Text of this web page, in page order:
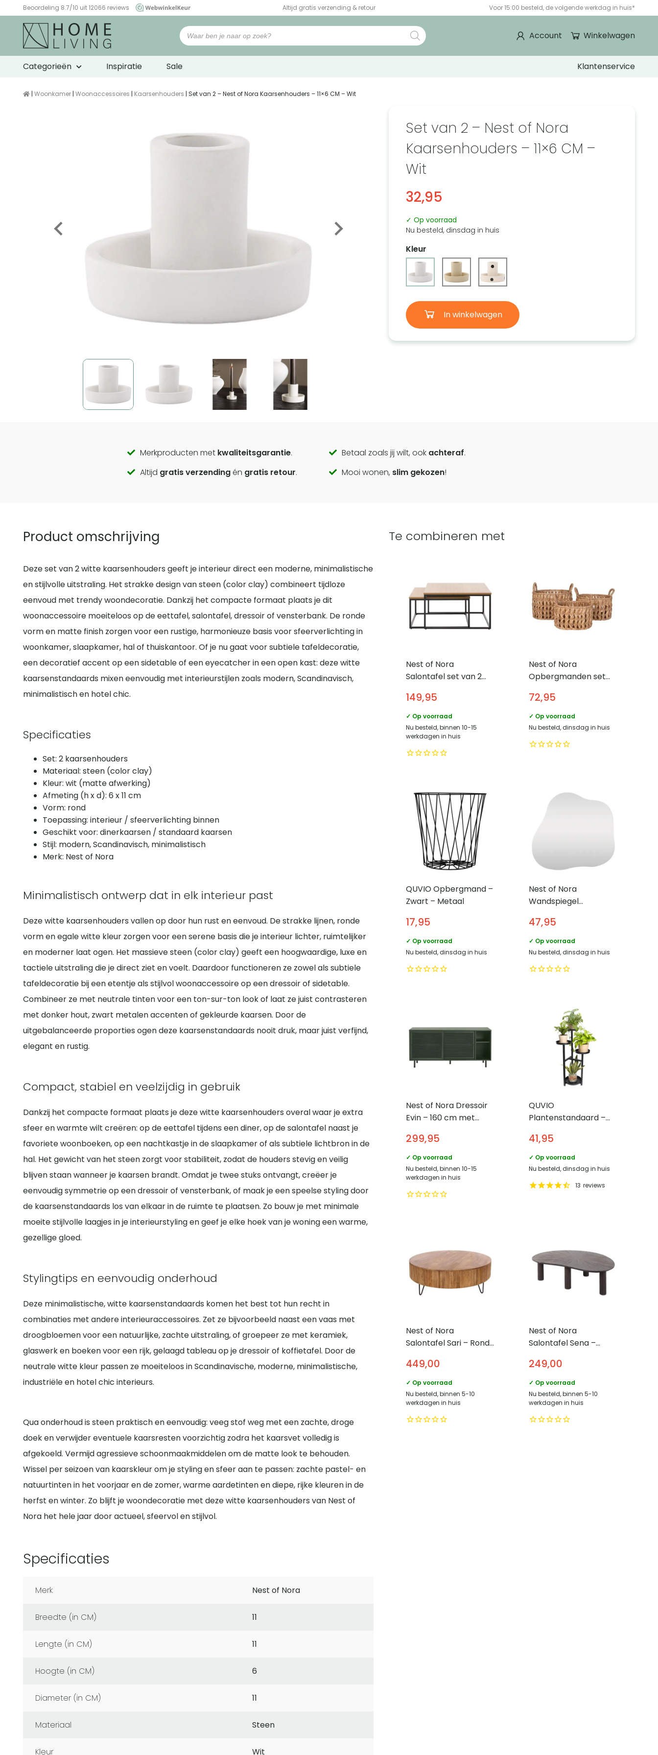
Beoordeling 8.7/10 uit 12066 reviews
WebwinkelKeur
Altijd gratis verzending & retour Voor 15:00 besteld, de volgende werkdag in huis*
Winkelwagen
Account
Categorieën Inspiratie Sale Klantenservice
| Woonkamer | Woonaccessoires | Kaarsenhouders | Set van 2 – Nest of Nora Kaarsenhouders – 11×6 CM – Wit
Set van 2 – Nest of Nora
Kaarsenhouders – 11×6 CM –
Wit
32,95
✓ Op voorraad
Nu besteld, dinsdag in huis
Kleur
In winkelwagen
Call
to
Merkproducten met kwaliteitsgarantie. Betaal zoals jij wilt, ook achteraf.
Altijd gratis verzendingén gratis retour. Mooi wonen, slim gekozen!
Product omschrijving
Deze set van 2 witte kaarsenhouders geeft je interieur direct een moderne, minimalistische
en stijlvolle uitstraling. Het strakke design van steen (color clay) combineert tijdloze
eenvoud met trendy woondecoratie. Dankzij het compacte formaat plaats je dit
woonaccessoire moeiteloos op de eettafel, salontafel, dressoir of vensterbank. De ronde
vorm en matte finish zorgen voor een rustige, harmonieuze basis voor sfeerverlichting in
woonkamer, slaapkamer, hal of thuiskantoor. Of je nu gaat voor subtiele tafeldecoratie,
een decoratief accent op een sidetable of een eyecatcher in een open kast: deze witte
kaarsenstandaards mixen eenvoudig met interieurstijlen zoals modern, Scandinavisch,
minimalistisch en hotel chic.
Specificaties
Set: 2 kaarsenhouders
Materiaal: steen (color clay)
Kleur: wit (matte afwerking)
Afmeting (h x d): 6 x 11 cm
Vorm: rond
Toepassing: interieur / sfeerverlichting binnen
Geschikt voor: dinerkaarsen / standaard kaarsen
Stijl: modern, Scandinavisch, minimalistisch
Merk: Nest of Nora
Minimalistisch ontwerp dat in elk interieur past
Deze witte kaarsenhouders vallen op door hun rust en eenvoud. De strakke lijnen, ronde
vorm en egale witte kleur zorgen voor een serene basis die je interieur lichter, ruimtelijker
en moderner laat ogen. Het massieve steen (color clay) geeft een hoogwaardige, luxe en
tactiele uitstraling die je direct ziet en voelt. Daardoor functioneren ze zowel als subtiele
tafeldecoratie bij een etentje als stijlvol woonaccessoire op een dressoir of sidetable.
Combineer ze met neutrale tinten voor een ton-sur-ton look of laat ze juist contrasteren
met donker hout, zwart metalen accenten of gekleurde kaarsen. Door de
uitgebalanceerde proporties ogen deze kaarsenstandaards nooit druk, maar juist verfijnd,
elegant en rustig.
Compact, stabiel en veelzijdig in gebruik
Dankzij het compacte formaat plaats je deze witte kaarsenhouders overal waar je extra
sfeer en warmte wilt creëren: op de eettafel tijdens een diner, op de salontafel naast je
favoriete woonboeken, op een nachtkastje in de slaapkamer of als subtiele lichtbron in de
hal. Het gewicht van het steen zorgt voor stabiliteit, zodat de houders stevig en veilig
blijven staan wanneer je kaarsen brandt. Omdat je twee stuks ontvangt, creëer je
eenvoudig symmetrie op een dressoir of vensterbank, of maak je een speelse styling door
de kaarsenstandaards los van elkaar in de ruimte te plaatsen. Zo bouw je met minimale
moeite stijlvolle laagjes in je interieurstyling en geef je elke hoek van je woning een warme,
gezellige gloed.
Stylingtips en eenvoudig onderhoud
Deze minimalistische, witte kaarsenstandaards komen het best tot hun recht in
combinaties met andere interieuraccessoires. Zet ze bijvoorbeeld naast een vaas met
droogbloemen voor een natuurlijke, zachte uitstraling, of groepeer ze met keramiek,
glaswerk en boeken voor een rijk, gelaagd tableau op je dressoir of koffietafel. Door de
neutrale witte kleur passen ze moeiteloos in Scandinavische, moderne, minimalistische,
industriële en hotel chic interieurs.
Qua onderhoud is steen praktisch en eenvoudig: veeg stof weg met een zachte, droge
doek en verwijder eventuele kaarsresten voorzichtig zodra het kaarsvet volledig is
afgekoeld. Vermijd agressieve schoonmaakmiddelen om de matte look te behouden.
Wissel per seizoen van kaarskleur om je styling en sfeer aan te passen: zachte pastel- en
natuurtinten in het voorjaar en de zomer, warme aardetinten en diepe, rijke kleuren in de
herfst en winter. Zo blijft je woondecoratie met deze witte kaarsenhouders van Nest of
Nora het hele jaar door actueel, sfeervol en stijlvol.
Specificaties
Merk Nest of Nora
Breedte (in CM) 11
Lengte (in CM) 11
Hoogte (in CM) 6
Diameter (in CM) 11
Materiaal Steen
Kleur Wit
Te combineren met
Nest of Nora
Salontafel set van 2
Eiken melamine met
metalen poten –
75x75cm – Naturel
149,95
✓ Op voorraad
Nu besteld, binnen 10-15
werkdagen in huis
Nest of Nora
Opbergmanden set
– Natural
72,95
✓ Op voorraad
Nu besteld, dinsdag in huis
QUVIO Opbergmand –
Zwart – Metaal
17,95
✓ Op voorraad
Nu besteld, dinsdag in huis
Nest of Nora
Wandspiegel
50×55 cm – Glass
47,95
✓ Op voorraad
Nu besteld, dinsdag in huis
Nest of Nora Dressoir
Evin – 160 cm met
– Metaal – Groen
299,95
✓ Op voorraad
Nu besteld, binnen 10-15
werkdagen in huis
QUVIO
Plantenstandaard –
Metaal – Zwart
41,95
✓ Op voorraad
Nu besteld, dinsdag in huis
13 reviews
Nest of Nora
Salontafel Sari – Rond
449,00
✓ Op voorraad
Nu besteld, binnen 5-10
werkdagen in huis
Nest of Nora
Salontafel Sena –
Massief teak hout –
Espresso
249,00
✓ Op voorraad
Nu besteld, binnen 5-10
werkdagen in huis